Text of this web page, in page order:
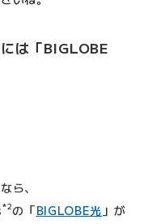
は「BIGLOBE
ら、
*2の「BIGLOBE光 」が